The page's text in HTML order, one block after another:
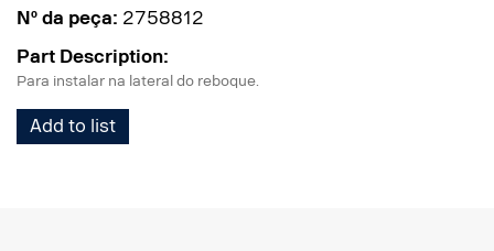
Nº da peça: 2758812
Part Description:
Para instalar na lateral do reboque.
Add to list